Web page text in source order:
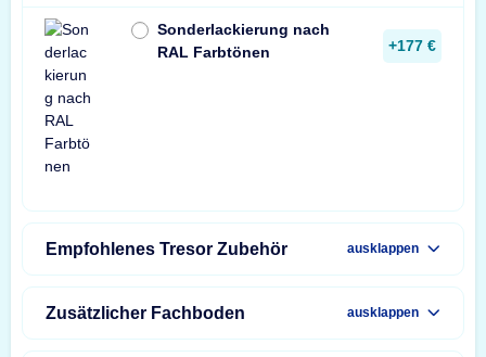
Sonderlackierung nach
RAL Farbtönen
+177 €
Empfohlenes Tresor Zubehör ausklappen
Zusätzlicher Fachboden ausklappen